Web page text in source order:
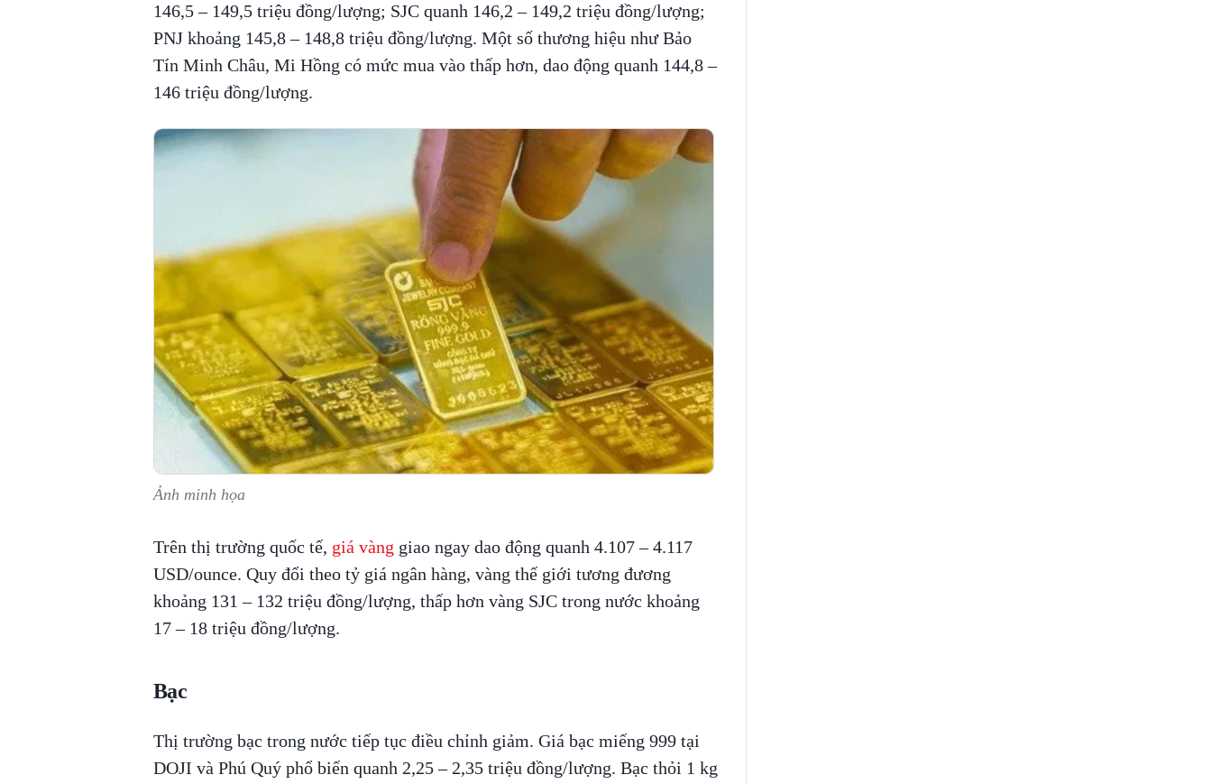
146,5 – 149,5 triệu đồng/lượng; SJC quanh 146,2 – 149,2 triệu đồng/lượng;
PNJ khoảng 145,8 – 148,8 triệu đồng/lượng. Một số thương hiệu như Bảo
Tín Minh Châu, Mi Hồng có mức mua vào thấp hơn, dao động quanh 144,8 –
146 triệu đồng/lượng.
Ảnh minh họa
Trên thị trường quốc tế, giá vàng giao ngay dao động quanh 4.107 – 4.117
USD/ounce. Quy đổi theo tỷ giá ngân hàng, vàng thế giới tương đương
khoảng 131 – 132 triệu đồng/lượng, thấp hơn vàng SJC trong nước khoảng
17 – 18 triệu đồng/lượng.
Bạc
Thị trường bạc trong nước tiếp tục điều chỉnh giảm. Giá bạc miếng 999 tại
DOJI và Phú Quý phổ biến quanh 2,25 – 2,35 triệu đồng/lượng. Bạc thỏi 1 kg